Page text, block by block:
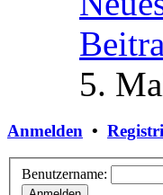
5.
Anmelden •
Benutzername: